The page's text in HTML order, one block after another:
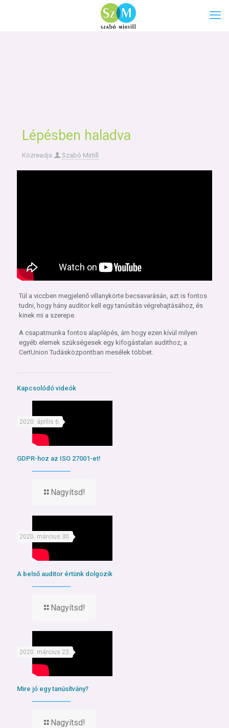
Lépésben haladva
Közreadja Szabó Mirtill
Túl a viccben megjelenő villanykörte becsavarásán, azt is fontos
tudni, hogy hány auditor kell egy tanúsítás végrehajtásához, és
kinek mi a szerepe.
A csapatmunka fontos alaplépés, ám hogy ezen kívül milyen
egyéb elemek szükségesek egy kifogástalan audithoz, a
CertUnion Tudásközpontban mesélek többet.
Kapcsolódó videók
2020. április 6.
GDPR-hoz az ISO 27001-et!
Nagyítsd!
2020. március 30.
A belső auditor értünk dolgozik
Nagyítsd!
2020. március 23.
Mire jó egy tanúsítvány?
Nagyítsd!